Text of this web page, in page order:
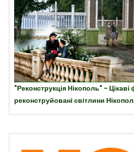
"Реконструкція Нікополь" - Цікаві
реконструйовані світлини